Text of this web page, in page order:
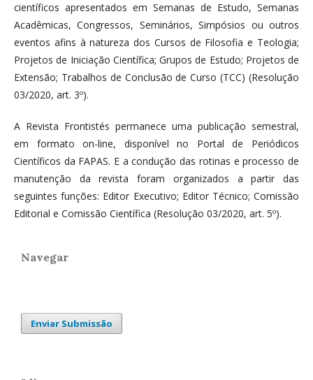
científicos apresentados em Semanas de Estudo, Semanas
Acadêmicas, Congressos, Seminários, Simpósios ou outros
eventos afins à natureza dos Cursos de Filosofia e Teologia;
Projetos de Iniciação Científica; Grupos de Estudo; Projetos de
Extensão; Trabalhos de Conclusão de Curso (TCC) (Resolução
03/2020, art. 3º).
A Revista Frontistés permanece uma publicação semestral,
em formato on-line, disponível no Portal de Periódicos
Científicos da FAPAS. E a condução das rotinas e processo de
manutenção da revista foram organizados a partir das
seguintes funções: Editor Executivo; Editor Técnico; Comissão
Editorial e Comissão Científica (Resolução 03/2020, art. 5º).
Navegar
Enviar Submissão